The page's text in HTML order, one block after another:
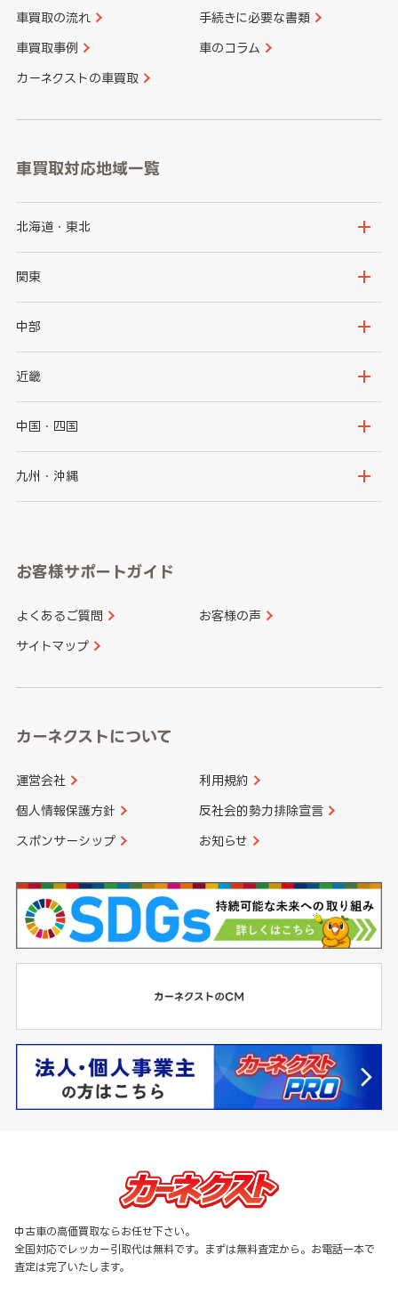
車買取の流れ 手続きに必要な書類
車買取事例 車のコラム
カーネクストの車買取
車買取対応地域一覧
北海道・東北
北海道
岩手県
秋田県
関東
茨城県
群馬県
千葉県
中部
新潟県
石川県
山梨県
愛知県
近畿
大阪府
京都府
和歌山県
中国・四国
鳥取県
山口県
香川県 愛媛県
九州・沖縄
長崎県
大分県 宮崎県
お客様サポートガイド
よくあるご質問 お客様の声
サイトマップ
カーネクストについて
運営会社 利用規約
個人情報保護方針 反社会的勢力排除宣言
スポンサーシップ お知らせ
中古車の高価買取ならお任せ下さい。
全国対応でレッカー引取代は無料です。まずは無料査定から。お電話一本で
査定は完了いたします。